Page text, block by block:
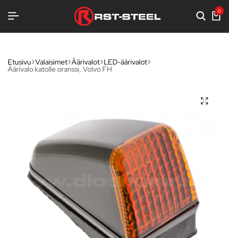
0
Etusivu Valaisimet Äärivalot LED-äärivalot
Äärivalo katolle oranssi, Volvo FH